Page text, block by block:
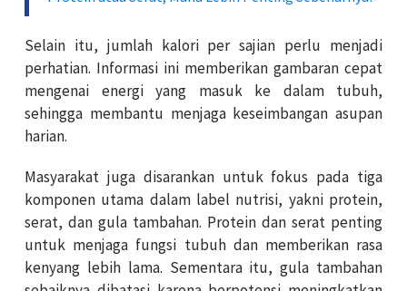
Selain itu, jumlah kalori per sajian perlu menjadi
perhatian. Informasi ini memberikan gambaran cepat
mengenai energi yang masuk ke dalam tubuh,
sehingga membantu menjaga keseimbangan asupan
harian.
Masyarakat juga disarankan untuk fokus pada tiga
komponen utama dalam label nutrisi, yakni protein,
serat, dan gula tambahan. Protein dan serat penting
untuk menjaga fungsi tubuh dan memberikan rasa
kenyang lebih lama. Sementara itu, gula tambahan